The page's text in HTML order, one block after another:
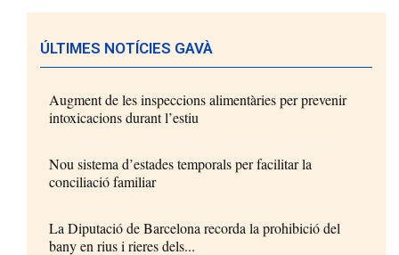
ÚLTIMES NOTÍCIES GAVÀ
Augment de les inspeccions alimentàries per prevenir
intoxicacions durant l’estiu
Nou sistema d’estades temporals per facilitar la
conciliació familiar
La Diputació de Barcelona recorda la prohibició del
bany en rius i rieres dels...